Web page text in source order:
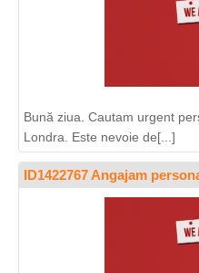
Bună ziua. Cautam urgent
Londra. Este nevoie de[...]
ID1422767 Angajam